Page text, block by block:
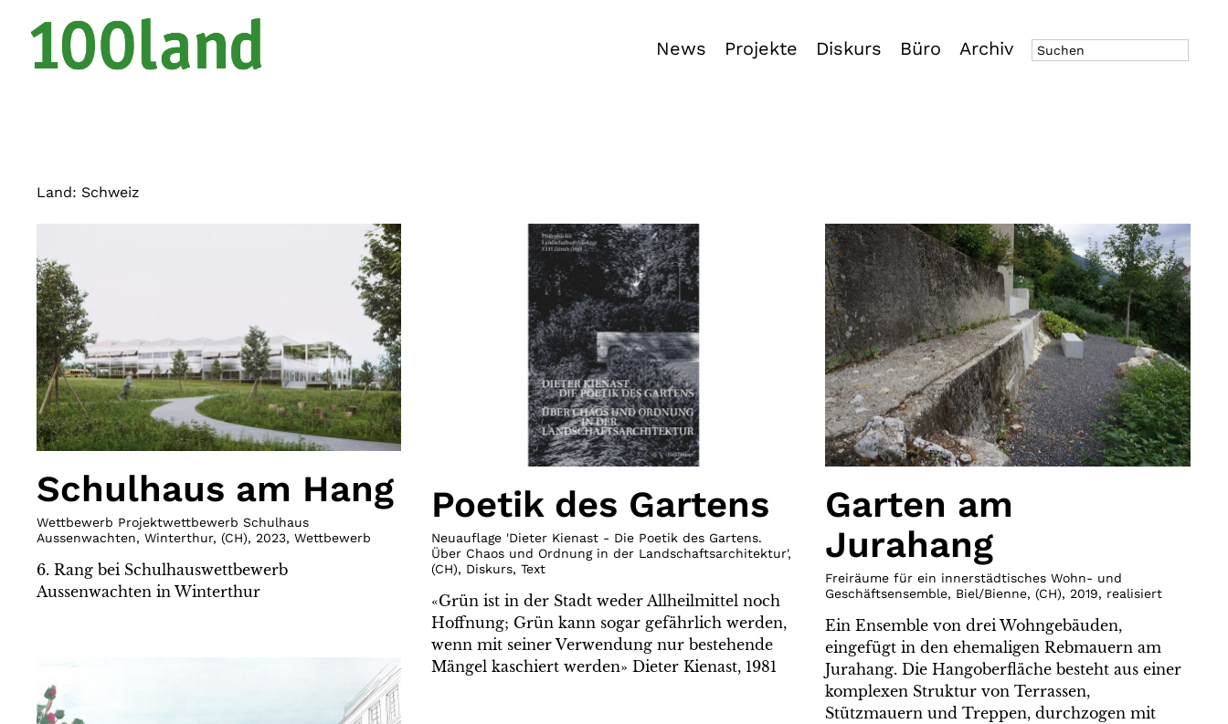
News Projekte Diskurs Büro Archiv
Land: Schweiz
Schulhaus am Hang
Wettbewerb Projektwettbewerb Schulhaus
Aussenwachten, Winterthur, (CH), 2023, Wettbewerb
6. Rang bei Schulhauswettbewerb
Aussenwachten in Winterthur
Poetik des Gartens
Neuauflage 'Dieter Kienast - Die Poetik des Gartens.
Über Chaos und Ordnung in der Landschaftsarchitektur',
(CH), Diskurs, Text
«Grün ist in der Stadt weder Allheilmittel noch
Hoffnung; Grün kann sogar gefährlich werden,
wenn mit seiner Verwendung nur bestehende
Mängel kaschiert werden» Dieter Kienast, 1981
Garten am
Jurahang
Freiräume für ein innerstädtisches Wohn- und
Geschäftsensemble, Biel/Bienne,(CH), 2019, realisiert
Ein Ensemble von drei Wohngebäuden,
eingefügt in den ehemaligen Rebmauern am
Jurahang. Die Hangoberfläche besteht aus einer
komplexen Struktur von Terrassen,
Stützmauern und Treppen, durchzogen mit